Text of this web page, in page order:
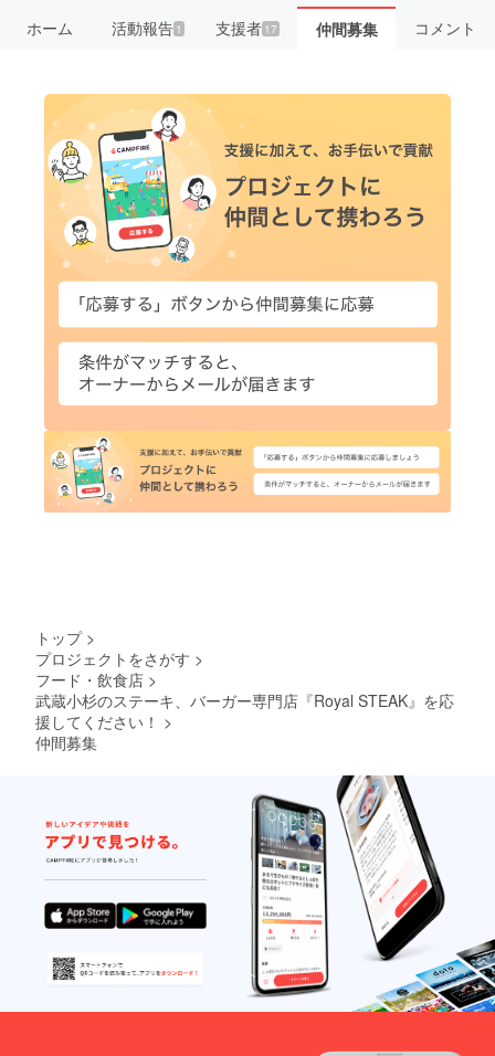
ホーム 活動報告1 支援者 17 仲間募集 コメント
トップ >
プロジェクトをさがす >
フード・飲食店 >
武蔵小杉のステーキ、バーガー専門店『Royal STEAK』を応
援してください！ >
仲間募集